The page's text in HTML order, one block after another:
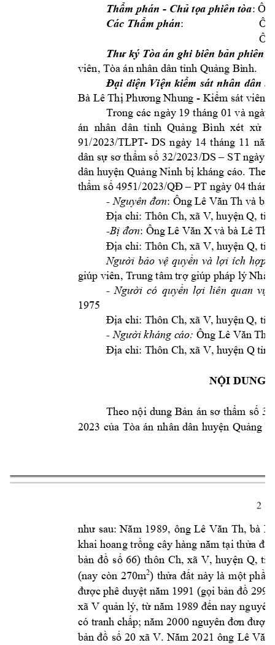
Thẩm phán - Chủ tọa phiên tòa:
Các Thẩm phán:
Thư ký Tòa án ghi biên bản phiên
viên, Tòa án nhân dân tỉnh Quảng Bình.
Đại diện Viện kiểm sát nhân dân
Bà Lê Thị Phương Nhung - Kiểm sát viên
Trong các ngày 19 tháng 01 và ngày
án nhân  dân  tỉnh Quảng Bình  xét xử
91/2023/TLPT- DS ngày 14 tháng 11
dân sự sơ thẩm số 32/2023/DS – ST ngày
dân huyện Quảng Ninh bị kháng cáo. Theo
thẩm số 4951/2023/QĐ – PT ngày 04
- Nguyên đơn: Ông Lê Văn Th và bà
Địa chỉ: Thôn Ch, xã V, huyện Q,
-Bị đơn: Ông Lê Văn X và bà Lê Th
Địa chỉ: Thôn Ch, xã V, huyện Q,
Người bảo vệ quyền và lợi ích hợp
giúp viên, Trung tâm trợ giúp pháp lý Nhà
- Người có quyền lợi liên quan vụ
1975
Địa chỉ: Thôn Ch, xã V, huyện Q,
- Người kháng cáo: Ông Lê Văn Th
Địa chỉ: Thôn Ch, xã V, huyện Q
NỘI DUNG
Theo nội dung Bản án sơ thẩm số 32
2023 của Tòa án nhân dân huyện Quảng
2
như sau: Năm 1989, ông Lê Văn Th, bà
khai hoang trồng cây hàng năm tại thửa đất
bản đồ số 66) thôn Ch, xã V, huyện Q,
(nay còn 270m2) thửa đất này là một phần
được phê duyệt năm 1991 (gọi bản đồ 299)
xã V quản lý, từ năm 1989 đến nay ng
có tranh chấp; năm 2000 nguyên đơn được
bản đồ số 20 xã V. Năm 2021 ông Lê Văn